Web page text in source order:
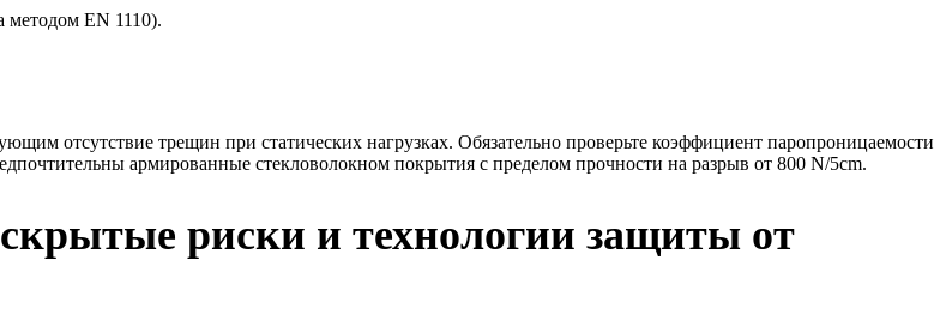
методом EN 1110).
отсутствие трещин при статических нагрузках. Обязательно проверьте коэффициент паропроницаемости
армированные стекловолокном покрытия с пределом прочности на разрыв от 800 N/5cm.
риски и технологии защиты от